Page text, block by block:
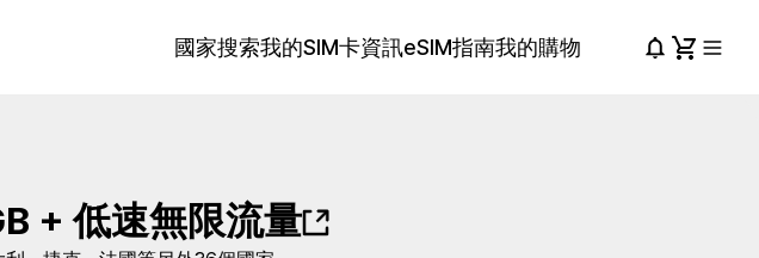
國家搜索我的SIM卡資訊eSIM指南我的購物
+ 低速無限流量